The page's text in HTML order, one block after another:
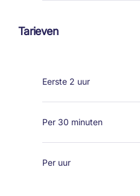
Tarieven
Eerste 2 uur
Per 30 minuten
Per uur